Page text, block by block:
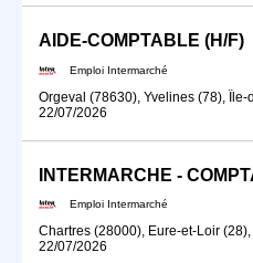
AIDE-COMPTABLE (H/F)
Emploi Intermarché
Orgeval (78630), Yvelines (78), Île-
22/07/2026
INTERMARCHE -
Emploi Intermarché
Chartres (28000), Eure-et-Loir
22/07/2026